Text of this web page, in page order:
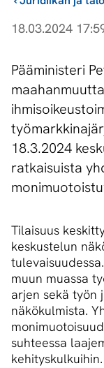
18.03.2024
Pääministeri
18.3.2024
ratkaisuista
Tilaisuus
keskustelun
muun muassa
arjen sekä työn
näkökulmista.
suhteessa
kehityskulkuihin.